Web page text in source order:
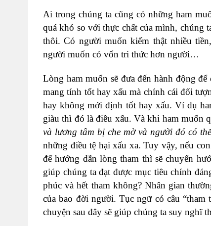
Ai trong chúng ta cũng có những ham
quá khó so với thực chất của mình, chúng
thôi. Có người muốn kiếm thật nhiều
người muốn có vốn tri thức hơn người…
Lòng ham muốn sẽ đưa đến hành động
mang tính tốt hay xấu mà chính cái đối
hay không mới định tốt hay xấu. Ví dụ
giàu thì đó là điều xấu. Và khi ham muốn
và lương tâm bị che mờ và người đó có
những điều tệ hại xấu xa. Tuy vậy, nếu
để hướng dẫn lòng tham thì sẽ chuyển
giúp chúng ta đạt được mục tiêu chính
phúc và hết tham không? Nhân gian
của bao đời người. Tục ngữ có câu “tham
chuyện sau đây sẽ giúp chúng ta suy nghĩ